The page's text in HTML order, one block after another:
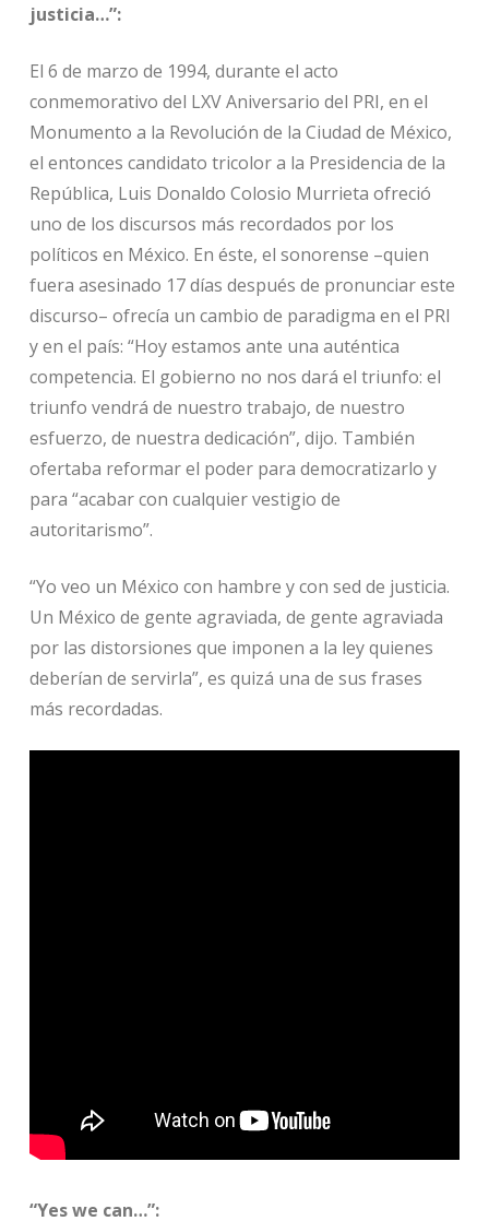
justicia…”:
El 6 de marzo de 1994, durante el acto
conmemorativo del LXV Aniversario del PRI, en el
Monumento a la Revolución de la Ciudad de México,
el entonces candidato tricolor a la Presidencia de la
República, Luis Donaldo Colosio Murrieta ofreció
uno de los discursos más recordados por los
políticos en México. En éste, el sonorense –quien
fuera asesinado 17 días después de pronunciar este
discurso– ofrecía un cambio de paradigma en el PRI
y en el país: “Hoy estamos ante una auténtica
competencia. El gobierno no nos dará el triunfo: el
triunfo vendrá de nuestro trabajo, de nuestro
esfuerzo, de nuestra dedicación”, dijo. También
ofertaba reformar el poder para democratizarlo y
para “acabar con cualquier vestigio de
autoritarismo”.
“Yo veo un México con hambre y con sed de justicia.
Un México de gente agraviada, de gente agraviada
por las distorsiones que imponen a la ley quienes
deberían de servirla”, es quizá una de sus frases
más recordadas.
“Yes we can…”: